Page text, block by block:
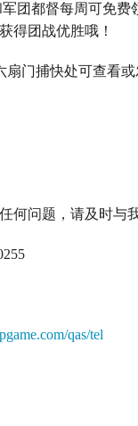
军团都督每周可免费
得团战优胜哦！
扇门捕快处可查看
何问题，请及时与
qas/tel